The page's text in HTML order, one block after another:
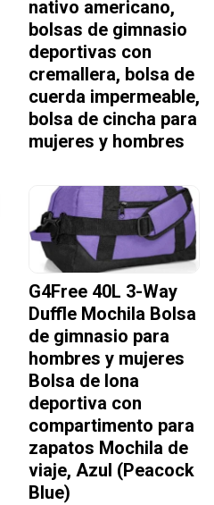
nativo americano,
bolsas de gimnasio
deportivas con
cremallera, bolsa de
cuerda impermeable,
bolsa de cincha para
mujeres y hombres
G4Free 40L 3-Way
Duffle Mochila Bolsa
de gimnasio para
hombres y mujeres
Bolsa de lona
deportiva con
compartimento para
zapatos Mochila de
viaje, Azul (Peacock
Blue)